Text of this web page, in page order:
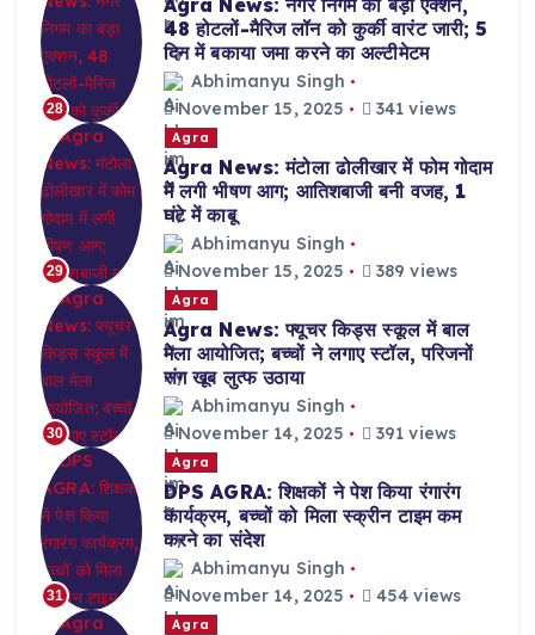
28
48 होटलों-मैरिज लॉन को कुर्की वारंट जारी; 5
दिन में बकाया जमा करने का अल्टीमेटम
Abhimanyu Singh
November 15, 2025
341 views
29
Agra
Agra News: मंटोला ढोलीखार में फोम गोदाम
में लगी भीषण आग; आतिशबाजी बनी वजह, 1
घंटे में काबू
Abhimanyu Singh
November 15, 2025
389 views
30
Agra
Agra News: फ्यूचर किड्स स्कूल में बाल
मेला आयोजित; बच्चों ने लगाए स्टॉल, परिजनों
संग खूब लुत्फ उठाया
Abhimanyu Singh
November 14, 2025
391 views
31
Agra
DPS AGRA: शिक्षकों ने पेश किया रंगारंग
कार्यक्रम, बच्चों को मिला स्क्रीन टाइम कम
करने का संदेश
Abhimanyu Singh
November 14, 2025
454 views
Agra